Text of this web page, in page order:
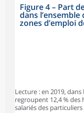
Figure 4– Part
dans
zones d’emploi
Lecture : en 2019, dans
regroupent 12,4 %
salariés des